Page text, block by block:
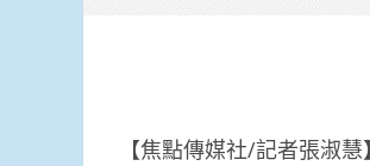
【焦點傳媒社/記者張淑